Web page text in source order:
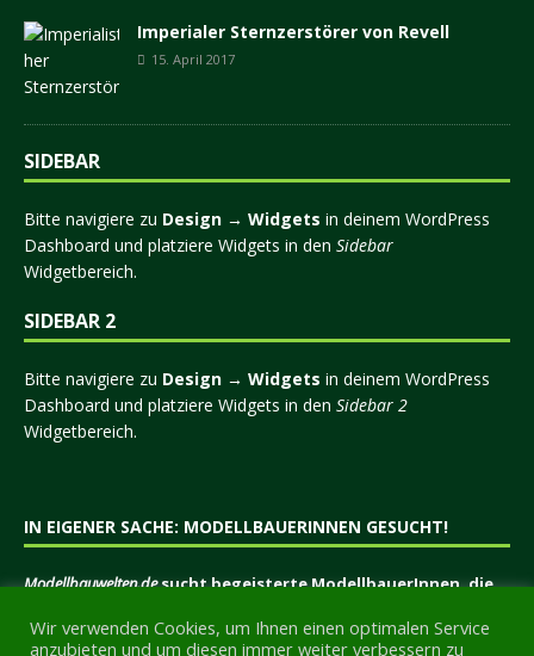
Imperialer Sternzerstörer von Revell
15. April 2017
SIDEBAR
Bitte navigiere zu Design → Widgets in deinem WordPress
Dashboard und platziere Widgets in den Sidebar
Widgetbereich.
SIDEBAR 2
Bitte navigiere zu Design → Widgets in deinem WordPress
Dashboard und platziere Widgets in den Sidebar 2
Widgetbereich.
IN EIGENER SACHE: MODELLBAUERINNEN GESUCHT!
Modellbauwelten.desucht begeisterte ModellbauerInnen, die
Tricks, Projekte oder sonstiges Wissen anderen
Wir verwenden Cookies, um Ihnen einen optimalen Service
anzubieten und um diesen immer weiter verbessern zu